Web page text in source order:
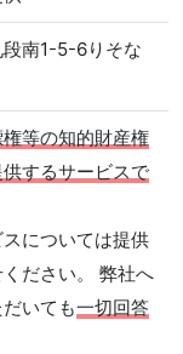
南1-5-6りそな
等の知的財産権
するサービスで
については提供
ださい。 弊社へ
いても一切回答